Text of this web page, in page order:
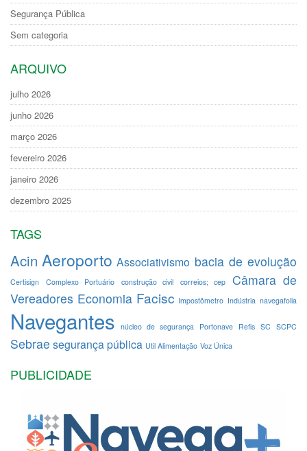
Segurança Pública
Sem categoria
ARQUIVO
julho 2026
junho 2026
março 2026
fevereiro 2026
janeiro 2026
dezembro 2025
TAGS
Acin Aeroporto Associativismo bacia de evolução
Certisign Complexo Portuário construção civil correios; cep
Câmara de
Vereadores Economia Facisc Impostômetro Indústria navegafolia
Navegantes núcleo de segurança Portonave Refis SC SCPC
Sebrae segurança pública Util Alimentação Voz Única
PUBLICIDADE